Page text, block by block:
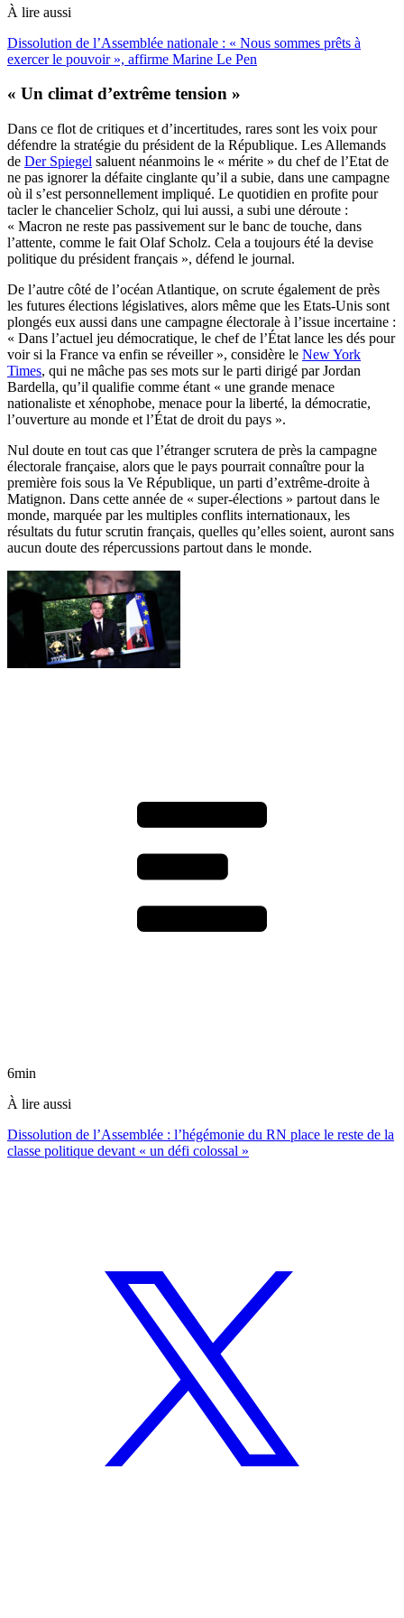
À lire aussi
Dissolution de l’Assemblée nationale : « Nous sommes prêts à
exercer le pouvoir », affirme Marine Le Pen
« Un climat d’extrême tension »
Dans ce flot de critiques et d’incertitudes, rares sont les voix pour
défendre la stratégie du président de la République. Les Allemands
de Der Spiegel saluent néanmoins le « mérite » du chef de l’Etat de
ne pas ignorer la défaite cinglante qu’il a subie, dans une campagne
où il s’est personnellement impliqué. Le quotidien en profite pour
tacler le chancelier Scholz, qui lui aussi, a subi une déroute :
« Macron ne reste pas passivement sur le banc de touche, dans
l’attente, comme le fait Olaf Scholz. Cela a toujours été la devise
politique du président français », défend le journal.
De l’autre côté de l’océan Atlantique, on scrute également de près
les futures élections législatives, alors même que les Etats-Unis sont
plongés eux aussi dans une campagne électorale à l’issue incertaine :
« Dans l’actuel jeu démocratique, le chef de l’État lance les dés pour
voir si la France va enfin se réveiller », considère le New York
Times, qui ne mâche pas ses mots sur le parti dirigé par Jordan
Bardella, qu’il qualifie comme étant « une grande menace
nationaliste et xénophobe, menace pour la liberté, la démocratie,
l’ouverture au monde et l’État de droit du pays ».
Nul doute en tout cas que l’étranger scrutera de près la campagne
électorale française, alors que le pays pourrait connaître pour la
première fois sous la Ve République, un parti d’extrême-droite à
Matignon. Dans cette année de « super-élections » partout dans le
monde, marquée par les multiples conflits internationaux, les
résultats du futur scrutin français, quelles qu’elles soient, auront sans
aucun doute des répercussions partout dans le monde.
6min
À lire aussi
Dissolution de l’Assemblée : l’hégémonie du RN place le reste de la
classe politique devant « un défi colossal »